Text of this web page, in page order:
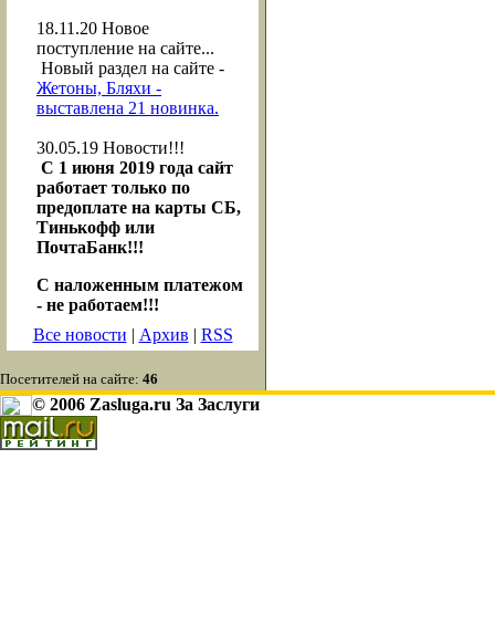
18.11.20 Новое
поступление на сайте...
Новый раздел на сайте -
Жетоны, Бляхи -
выставлена 21 новинка.
30.05.19 Новости!!!
С 1 июня 2019 года сайт
работает только по
предоплате на карты СБ,
Тинькофф или
ПочтаБанк!!!
С наложенным платежом
- не работаем!!!
Все новости | Архив | RSS
Посетителей на сайте: 46
© 2006 Zasluga.ru За Заслуги